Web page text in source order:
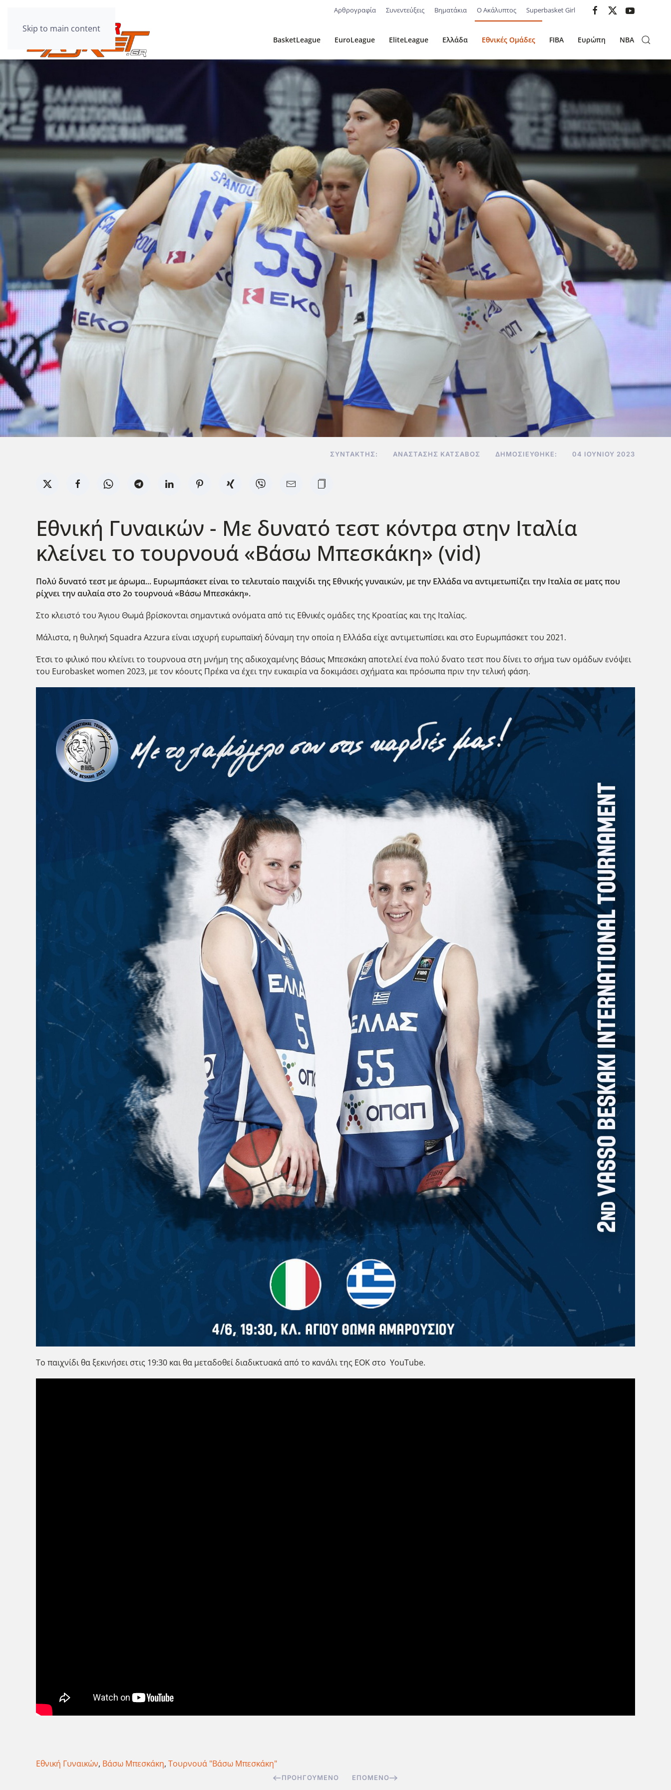
Skip to main content
Αρθρογραφία Συνεντεύξεις Βηματάκια Ο Ακάλυπτος Superbasket Girl
BasketLeague EuroLeague EliteLeague Ελλάδα Εθνικές Ομάδες FIBA Ευρώπη NBA
ΣΥΝΤΆΚΤΗΣ: ΑΝΑΣΤΆΣΗΣ ΚΑΤΣΑΒΌΣ ΔΗΜΟΣΙΕΎΘΗΚΕ: 04 ΙΟΥΝΊΟΥ 2023
Εθνική Γυναικών - Με δυνατό τεστ κόντρα στην Ιταλία
κλείνει το τουρνουά «Βάσω Μπεσκάκη» (vid)
Πολύ δυνατό τεστ με άρωμα... Ευρωμπάσκετ είναι το τελευταίο παιχνίδι της Εθνικής γυναικών, με την Ελλάδα να αντιμετωπίζει την Ιταλία σε ματς που
ρίχνει την αυλαία στο 2ο τουρνουά «Βάσω Μπεσκάκη».
Στο κλειστό του Άγιου Θωμά βρίσκονται σημαντικά ονόματα από τις Εθνικές ομάδες της Κροατίας και της Ιταλίας.
Μάλιστα, η θυληκή Squadra Azzura είναι ισχυρή ευρωπαϊκή δύναμη την οποία η Ελλάδα είχε αντιμετωπίσει και στο Ευρωμπάσκετ του 2021.
Έτσι το φιλικό που κλείνει το τουρνουα στη μνήμη της αδικοχαμένης Βάσως Μπεσκάκη αποτελεί ένα πολύ δνατο τεστ που δίνει το σήμα των ομάδων ενόψει
του Eurobasket women 2023, με τον κόουτς Πρέκα να έχει την ευκαιρία να δοκιμάσει σχήματα και πρόσωπα πριν την τελική φάση.
Το παιχνίδι θα ξεκινήσει στις 19:30 και θα μεταδοθεί διαδικτυακά από το κανάλι της ΕΟΚ στο YouTube.
Εθνική Γυναικών, Βάσω Μπεσκάκη, Τουρνουά "Βάσω Μπεσκάκη"
ΠΡΟΗΓΟΎΜΕΝΟ ΕΠΌΜΕΝΟ